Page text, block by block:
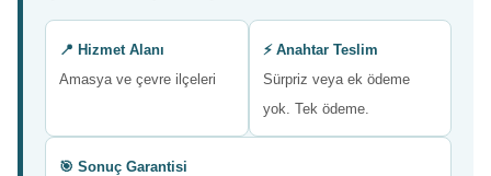
📍 Hizmet Alanı
Amasya ve çevre ilçeleri
⚡ Anahtar Teslim
Sürpriz veya ek ödeme
yok. Tek ödeme.
🎯 Sonuç Garantisi